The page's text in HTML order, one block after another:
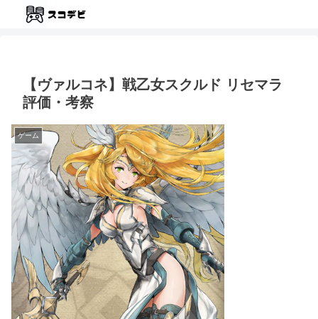
【ヴァルコネ】戦乙女スクルド リセマラ
評価・考察
ゲーム